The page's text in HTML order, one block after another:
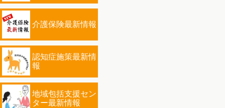
介護保険最新情報
認知症施策最新情
報
地域包括支援セン
ター最新情報